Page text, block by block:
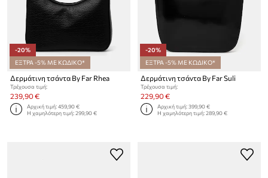
-20%
ΕΞΤΡΑ -5% ΜΕ ΚΩΔΙΚΟ*
Δερμάτινη τσάντα By Far Rhea
Τρέχουσα τιμή:
239,90 €
Αρχική τιμή:459,90 €
Η χαμηλότερη τιμή:299,90 €
-20%
ΕΞΤΡΑ -5% ΜΕ ΚΩΔΙΚΟ*
Δερμάτινη τσάντα By Far Suli
Τρέχουσα τιμή:
229,90 €
Αρχική τιμή:399,90 €
Η χαμηλότερη τιμή:289,90 €